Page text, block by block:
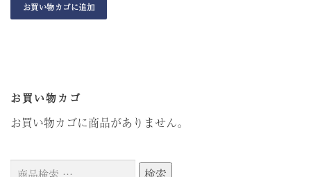
お買い物カゴに追加
お買い物カゴ
お買い物カゴに商品がありません。
検